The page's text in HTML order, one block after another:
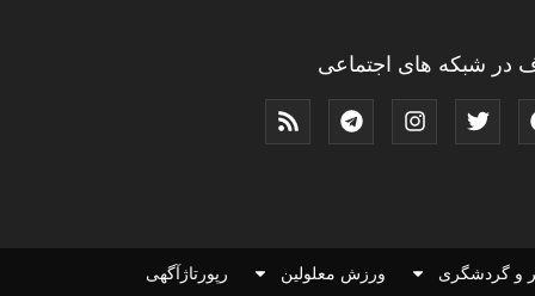
در شبکه های اجتماعی
و گردشگری ورزش معلولین رپورتاژآگهی